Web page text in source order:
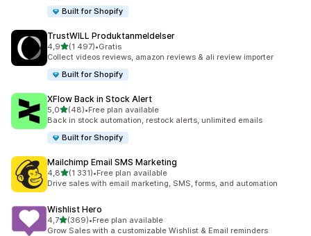
Built for Shopify
TrustWILL Produktanmeldelser
4,9av 5 stjerner
(1 497)
Totalt 1497 omtaler
•Gratis
Collect videos reviews, amazon reviews & ali review importer
Built for Shopify
XFlow Back in Stock Alert
5,0av 5 stjerner
(48)
Totalt 48 omtaler
•Free plan available
Back in stock automation, restock alerts, unlimited emails
Built for Shopify
Mailchimp Email SMS Marketing
4,8av 5 stjerner
(1 331)
Totalt 1331 omtaler
•Free plan available
Drive sales with email marketing, SMS, forms, and automation
Wishlist Hero
4,7av 5 stjerner
(369)
Totalt 369 omtaler
•Free plan available
Grow Sales with a customizable Wishlist & Email reminders